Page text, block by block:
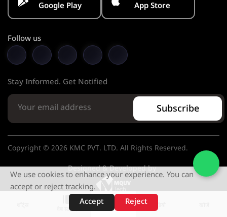
वेब स्टोरीज़
Google Play App Store
Follow us
Stay Informed. Get Notified
Subscribe
Copyright © 2026 KMC PVT. LTD. All Rights Reserved.
Designed & Developed by
We use cookies to enhance your experience. You can
accept or reject tracking.
Accept
Reject